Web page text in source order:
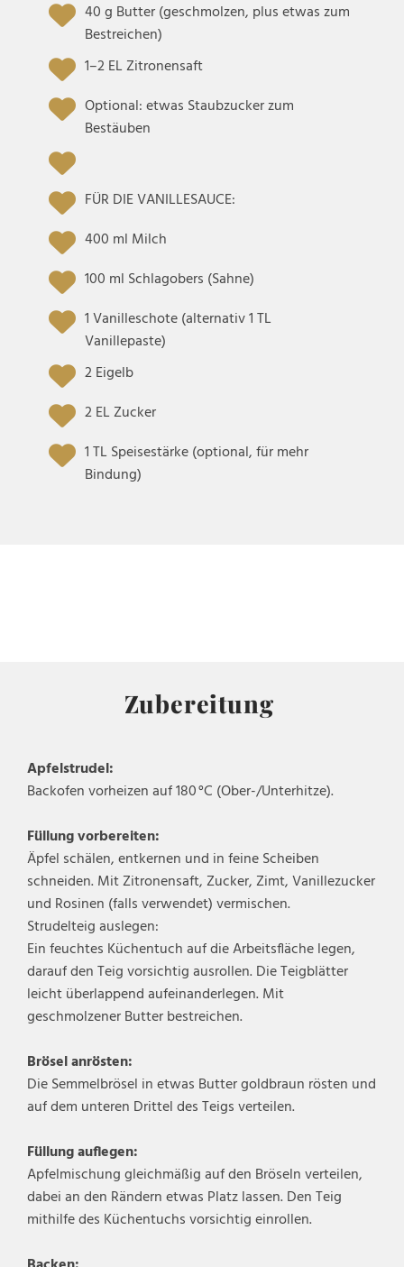
40 g Butter (geschmolzen, plus etwas zum
Bestreichen)
1–2 EL Zitronensaft
Optional: etwas Staubzucker zum
Bestäuben
FÜR DIE VANILLESAUCE:
400 ml Milch
100 ml Schlagobers (Sahne)
1 Vanilleschote (alternativ 1 TL
Vanillepaste)
2 Eigelb
2 EL Zucker
1 TL Speisestärke (optional, für mehr
Bindung)
Zubereitung
Apfelstrudel:
Backofen vorheizen auf 180 °C (Ober-/Unterhitze).
Füllung vorbereiten:
Äpfel schälen, entkernen und in feine Scheiben
schneiden. Mit Zitronensaft, Zucker, Zimt, Vanillezucker
und Rosinen (falls verwendet) vermischen.
Strudelteig auslegen:
Ein feuchtes Küchentuch auf die Arbeitsfläche legen,
darauf den Teig vorsichtig ausrollen. Die Teigblätter
leicht überlappend aufeinanderlegen. Mit
geschmolzener Butter bestreichen.
Brösel anrösten:
Die Semmelbrösel in etwas Butter goldbraun rösten und
auf dem unteren Drittel des Teigs verteilen.
Füllung auflegen:
Apfelmischung gleichmäßig auf den Bröseln verteilen,
dabei an den Rändern etwas Platz lassen. Den Teig
mithilfe des Küchentuchs vorsichtig einrollen.